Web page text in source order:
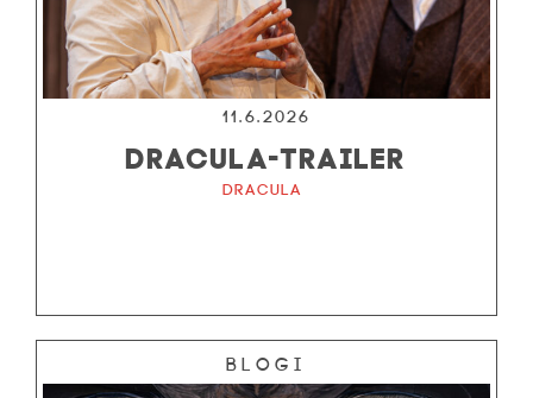
11.6.2026
DRACULA-TRAILER
Dracula
Blogi